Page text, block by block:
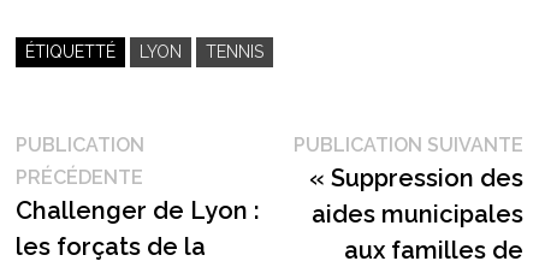
ÉTIQUETTÉ LYON TENNIS
Navigation
de
l’article
PUBLICATION
PRÉCÉDENTEPublication
précédente :
Challenger de Lyon :
les forçats de la
PUBLICATION SUIVANTE
« Suppression des
aides municipales
aux familles de